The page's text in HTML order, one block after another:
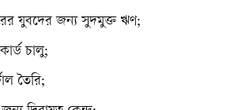
যুবদের জন্য সুদমুক্ত ঋণ;
চালু;
তৈরি;